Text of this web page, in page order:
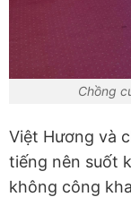
Chồng
Việt Hương và
tiếng nên suốt
không công